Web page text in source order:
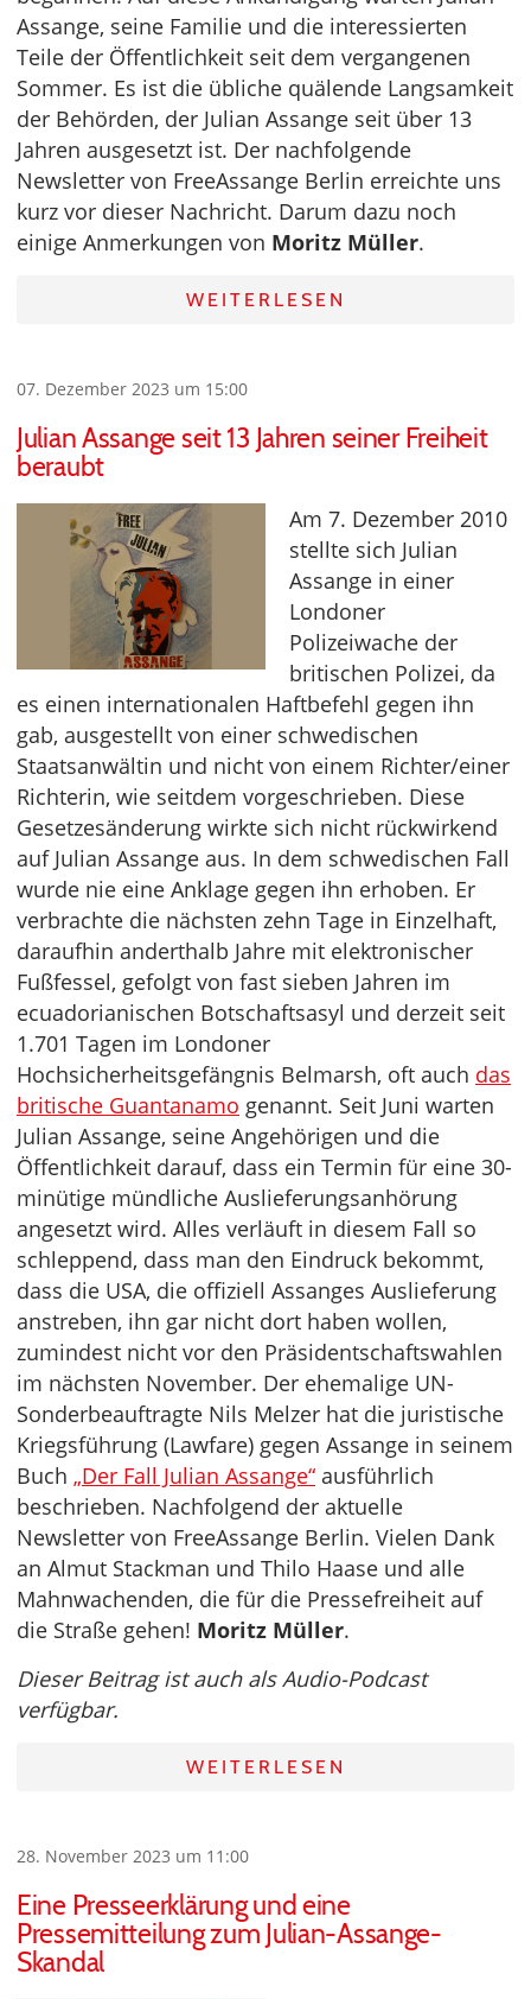
Assange, seine Familie und die interessierten
Teile der Öffentlichkeit seit dem vergangenen
Sommer. Es ist die übliche quälende Langsamkeit
der Behörden, der Julian Assange seit über 13
Jahren ausgesetzt ist. Der nachfolgende
Newsletter von FreeAssange Berlin erreichte uns
kurz vor dieser Nachricht. Darum dazu noch
einige Anmerkungen von Moritz Müller.
WEITERLESEN
07. Dezember 2023 um 15:00
Julian Assange seit 13 Jahren seiner Freiheit
beraubt
Am 7. Dezember 2010
stellte sich Julian
Assange in einer
Londoner
Polizeiwache der
britischen Polizei, da
es einen internationalen Haftbefehl gegen ihn
gab, ausgestellt von einer schwedischen
Staatsanwältin und nicht von einem Richter/einer
Richterin, wie seitdem vorgeschrieben. Diese
Gesetzesänderung wirkte sich nicht rückwirkend
auf Julian Assange aus. In dem schwedischen Fall
wurde nie eine Anklage gegen ihn erhoben. Er
verbrachte die nächsten zehn Tage in Einzelhaft,
daraufhin anderthalb Jahre mit elektronischer
Fußfessel, gefolgt von fast sieben Jahren im
ecuadorianischen Botschaftsasyl und derzeit seit
1.701 Tagen im Londoner
Hochsicherheitsgefängnis Belmarsh, oft auch das
britische Guantanamo genannt. Seit Juni warten
Julian Assange, seine Angehörigen und die
Öffentlichkeit darauf, dass ein Termin für eine 30-
minütige mündliche Auslieferungsanhörung
angesetzt wird. Alles verläuft in diesem Fall so
schleppend, dass man den Eindruck bekommt,
dass die USA, die offiziell Assanges Auslieferung
anstreben, ihn gar nicht dort haben wollen,
zumindest nicht vor den Präsidentschaftswahlen
im nächsten November. Der ehemalige UN-
Sonderbeauftragte Nils Melzer hat die juristische
Kriegsführung (Lawfare) gegen Assange in seinem
Buch „Der Fall Julian Assange“ ausführlich
beschrieben. Nachfolgend der aktuelle
Newsletter von FreeAssange Berlin. Vielen Dank
an Almut Stackman und Thilo Haase und alle
Mahnwachenden, die für die Pressefreiheit auf
die Straße gehen! Moritz Müller.
Dieser Beitrag ist auch als Audio-Podcast
verfügbar.
WEITERLESEN
28. November 2023 um 11:00
Eine Presseerklärung und eine
Pressemitteilung zum Julian-Assange-
Skandal